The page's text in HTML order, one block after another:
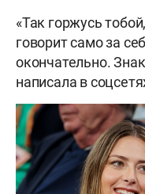
«Так горжусь
говорит само за
окончательно.
написала в